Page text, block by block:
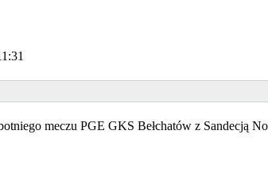
meczu PGE GKS Bełchatów z Sandecją